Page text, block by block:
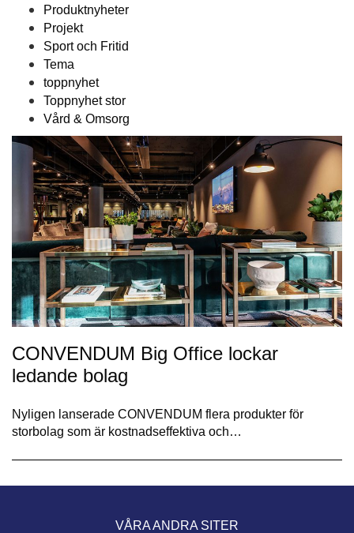
Produktnyheter
Projekt
Sport och Fritid
Tema
toppnyhet
Toppnyhet stor
Vård & Omsorg
CONVENDUM Big Office lockar
ledande bolag
Nyligen lanserade CONVENDUM flera produkter för
storbolag som är kostnadseffektiva och…
VÅRA ANDRA SITER